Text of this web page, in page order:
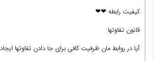
کیفیت رابطه ❤❤
قانون تفاوتها
آیا در روابط مان ظرفیت کافی برای جا دادن تفاوتها